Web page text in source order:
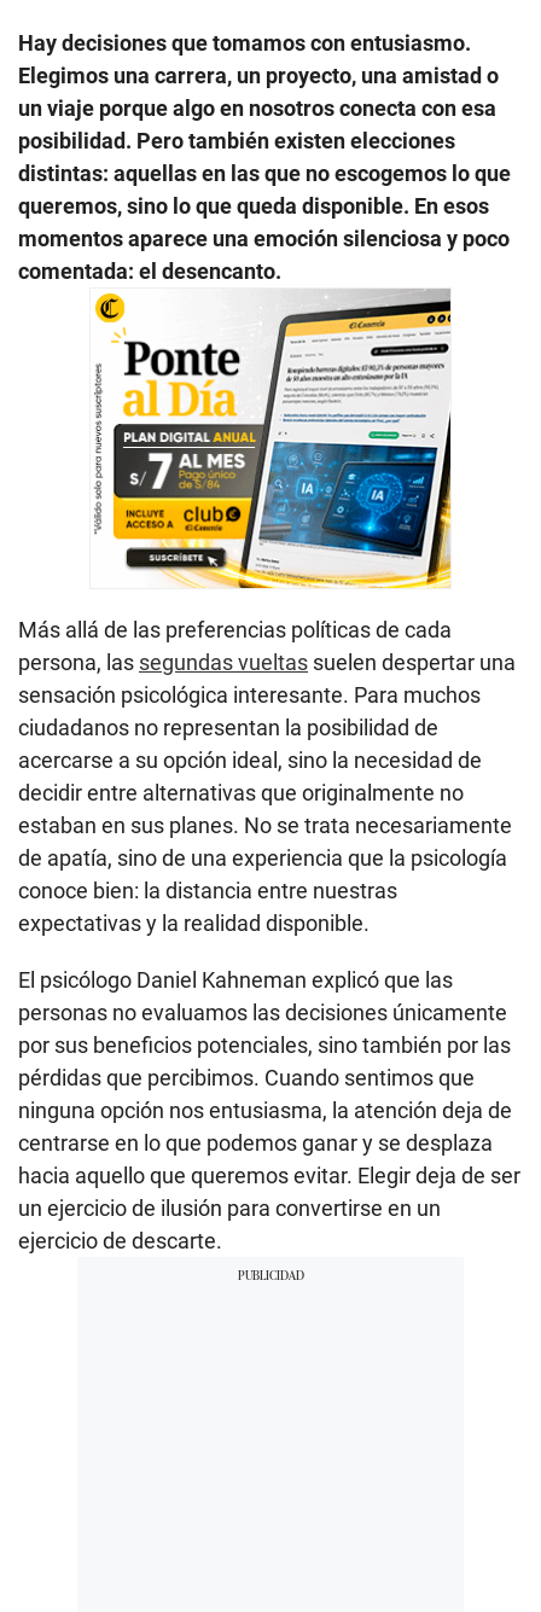
Hay decisiones que tomamos con entusiasmo.
Elegimos una carrera, un proyecto, una amistad o
un viaje porque algo en nosotros conecta con esa
posibilidad. Pero también existen elecciones
distintas: aquellas en las que no escogemos lo que
queremos, sino lo que queda disponible. En esos
momentos aparece una emoción silenciosa y poco
comentada: el desencanto.
Más allá de las preferencias políticas de cada
persona, las segundas vueltas suelen despertar una
sensación psicológica interesante. Para muchos
ciudadanos no representan la posibilidad de
acercarse a su opción ideal, sino la necesidad de
decidir entre alternativas que originalmente no
estaban en sus planes. No se trata necesariamente
de apatía, sino de una experiencia que la psicología
conoce bien: la distancia entre nuestras
expectativas y la realidad disponible.
El psicólogo Daniel Kahneman explicó que las
personas no evaluamos las decisiones únicamente
por sus beneficios potenciales, sino también por las
pérdidas que percibimos. Cuando sentimos que
ninguna opción nos entusiasma, la atención deja de
centrarse en lo que podemos ganar y se desplaza
hacia aquello que queremos evitar. Elegir deja de ser
un ejercicio de ilusión para convertirse en un
ejercicio de descarte.